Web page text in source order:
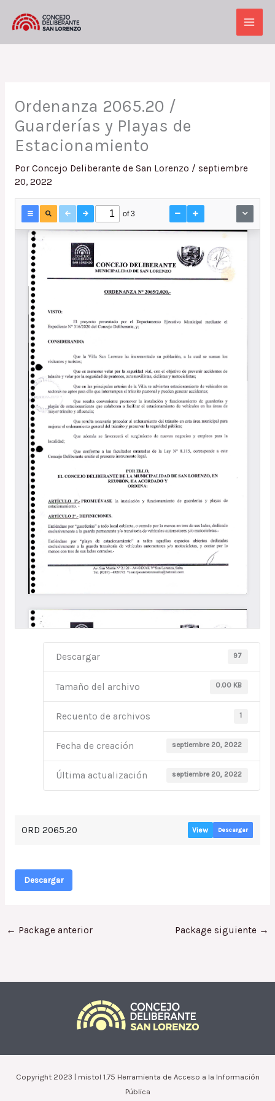
Main
Ordenanza 2065.20 /
Guarderías y Playas de
Estacionamiento
Por Concejo Deliberante de San Lorenzo / septiembre
20, 2022
Descargar 97
Tamaño del archivo 0.00 KB
Recuento de archivos 1
Fecha de creación septiembre 20, 2022
Última actualización septiembre 20, 2022
ORD 2065.20 View Descargar
Descargar
← Package anterior Package siguiente →
Copyright 2023 | mistol 1.75 Herramienta de Acceso a la Información
Pública